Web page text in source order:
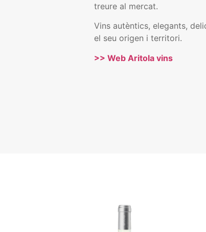
treure al mercat.
Vins autèntics, elegants,
el seu origen i territori.
>> Web Aritola vins